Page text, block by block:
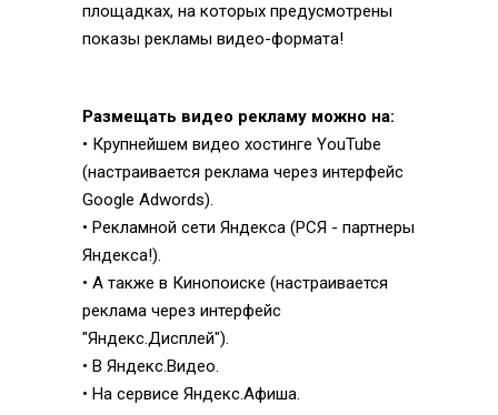
площадках, на которых предусмотрены
показы рекламы видео-формата!
Размещать видео рекламу можно на:
• Крупнейшем видео хостинге YouTube
(настраивается реклама через интерфейс
Google Adwords).
• Рекламной сети Яндекса (РСЯ - партнеры
Яндекса!).
• А также в Кинопоиске (настраивается
реклама через интерфейс
"Яндекс.Дисплей").
• В Яндекс.Видео.
• На сервисе Яндекс.Афиша.